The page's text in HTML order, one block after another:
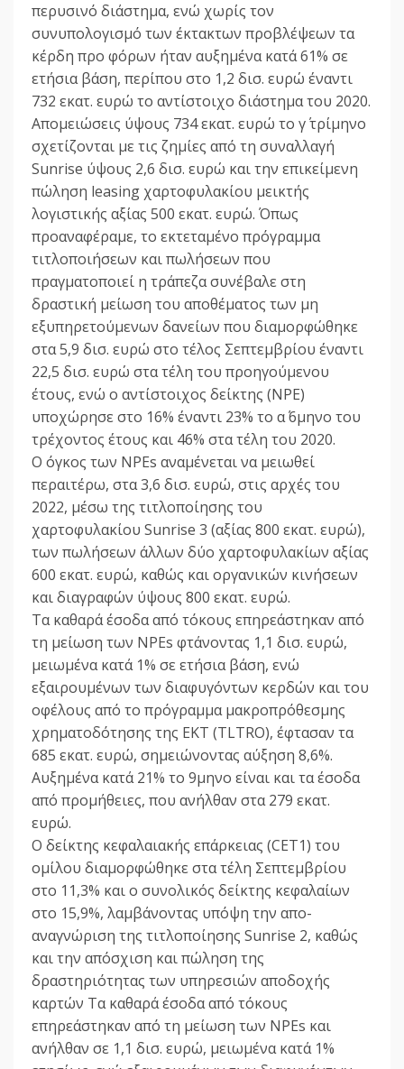
περυσινό διάστημα, ενώ χωρίς τον
συνυπολογισμό των έκτακτων προβλέψεων τα
κέρδη προ φόρων ήταν αυξημένα κατά 61% σε
ετήσια βάση, περίπου στο 1,2 δισ. ευρώ έναντι
732 εκατ. ευρώ το αντίστοιχο διάστημα του 2020.
Απομειώσεις ύψους 734 εκατ. ευρώ το γ΄ τρίμηνο
σχετίζονται με τις ζημίες από τη συναλλαγή
Sunrise ύψους 2,6 δισ. ευρώ και την επικείμενη
πώληση leasing χαρτοφυλακίου μεικτής
λογιστικής αξίας 500 εκατ. ευρώ. Όπως
προαναφέραμε, το εκτεταμένο πρόγραμμα
τιτλοποιήσεων και πωλήσεων που
πραγματοποιεί η τράπεζα συνέβαλε στη
δραστική μείωση του αποθέματος των μη
εξυπηρετούμενων δανείων που διαμορφώθηκε
στα 5,9 δισ. ευρώ στο τέλος Σεπτεμβρίου έναντι
22,5 δισ. ευρώ στα τέλη του προηγούμενου
έτους, ενώ ο αντίστοιχος δείκτης (NPE)
υποχώρησε στο 16% έναντι 23% το α΄ 6μηνο του
τρέχοντος έτους και 46% στα τέλη του 2020.
Ο όγκος των NPEs αναμένεται να μειωθεί
περαιτέρω, στα 3,6 δισ. ευρώ, στις αρχές του
2022, μέσω της τιτλοποίησης του
χαρτοφυλακίου Sunrise 3 (αξίας 800 εκατ. ευρώ),
των πωλήσεων άλλων δύο χαρτοφυλακίων αξίας
600 εκατ. ευρώ, καθώς και οργανικών κινήσεων
και διαγραφών ύψους 800 εκατ. ευρώ.
Τα καθαρά έσοδα από τόκους επηρεάστηκαν από
τη μείωση των NPEs φτάνοντας 1,1 δισ. ευρώ,
μειωμένα κατά 1% σε ετήσια βάση, ενώ
εξαιρουμένων των διαφυγόντων κερδών και του
οφέλους από το πρόγραμμα μακροπρόθεσμης
χρηματοδότησης της ΕΚΤ (TLTRO), έφτασαν τα
685 εκατ. ευρώ, σημειώνοντας αύξηση 8,6%.
Αυξημένα κατά 21% το 9μηνο είναι και τα έσοδα
από προμήθειες, που ανήλθαν στα 279 εκατ.
ευρώ.
Ο δείκτης κεφαλαιακής επάρκειας (CET1) του
ομίλου διαμορφώθηκε στα τέλη Σεπτεμβρίου
στο 11,3% και ο συνολικός δείκτης κεφαλαίων
στο 15,9%, λαμβάνοντας υπόψη την απο-
αναγνώριση της τιτλοποίησης Sunrise 2, καθώς
και την απόσχιση και πώληση της
δραστηριότητας των υπηρεσιών αποδοχής
καρτών Τα καθαρά έσοδα από τόκους
επηρεάστηκαν από τη μείωση των NPEs και
ανήλθαν σε 1,1 δισ. ευρώ, μειωμένα κατά 1%